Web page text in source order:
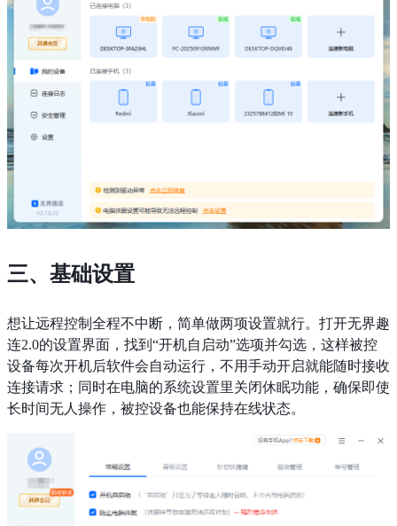
三、基础设置
想让远程控制全程不中断，简单做两项设置就行。打开无界趣
连2.0的设置界面，找到“开机自启动”选项并勾选，这样被控
设备每次开机后软件会自动运行，不用手动开启就能随时接收
连接请求；同时在电脑的系统设置里关闭休眠功能，确保即使
长时间无人操作，被控设备也能保持在线状态。